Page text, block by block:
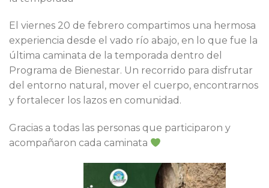
El viernes 20 de febrero compartimos una hermosa
experiencia desde el vado río abajo, en lo que fue la
última caminata de la temporada dentro del
Programa de Bienestar. Un recorrido para disfrutar
del entorno natural, mover el cuerpo, encontrarnos
y fortalecer los lazos en comunidad.
Gracias a todas las personas que participaron y
acompañaron cada caminata